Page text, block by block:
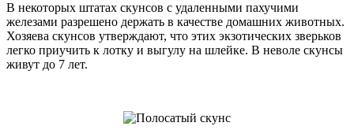
В некоторых штатах скунсов с удаленными пахучими
железами разрешено держать в качестве домашних животных.
Хозяева скунсов утверждают, что этих экзотических зверьков
легко приучить к лотку и выгулу на шлейке. В неволе скунсы
живут до 7 лет.